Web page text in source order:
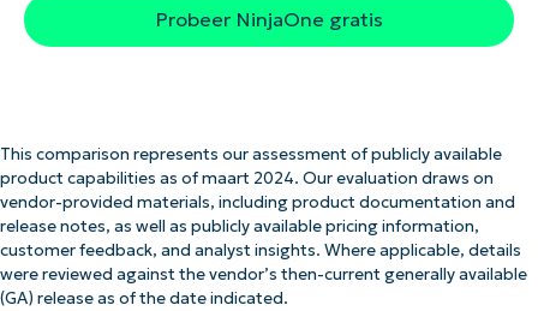
Probeer NinjaOne gratis
This comparison represents our assessment of publicly available
product capabilities as of maart 2024. Our evaluation draws on
vendor-provided materials, including product documentation and
release notes, as well as publicly available pricing information,
customer feedback, and analyst insights. Where applicable, details
were reviewed against the vendor’s then-current generally available
(GA) release as of the date indicated.